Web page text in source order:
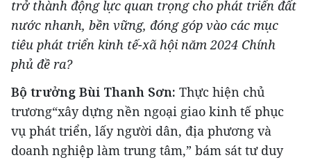
trở thành động lực quan trọng cho phát triển đất
nước nhanh, bền vững, đóng góp vào các mục
tiêu phát triển kinh tế-xã hội năm 2024 Chính
phủ đề ra?
Bộ trưởng Bùi Thanh Sơn: Thực hiện chủ
trương“xây dựng nền ngoại giao kinh tế phục
vụ phát triển, lấy người dân, địa phương và
doanh nghiệp làm trung tâm,” bám sát tư duy